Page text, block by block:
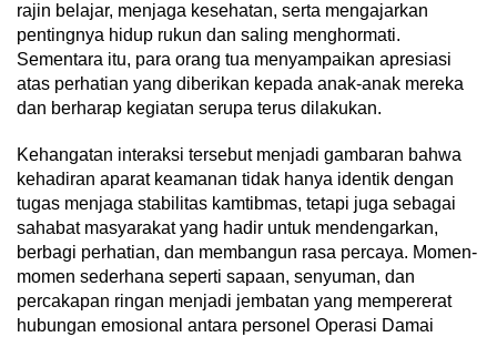
rajin belajar, menjaga kesehatan, serta mengajarkan
pentingnya hidup rukun dan saling menghormati.
Sementara itu, para orang tua menyampaikan apresiasi
atas perhatian yang diberikan kepada anak-anak mereka
dan berharap kegiatan serupa terus dilakukan.
Kehangatan interaksi tersebut menjadi gambaran bahwa
kehadiran aparat keamanan tidak hanya identik dengan
tugas menjaga stabilitas kamtibmas, tetapi juga sebagai
sahabat masyarakat yang hadir untuk mendengarkan,
berbagi perhatian, dan membangun rasa percaya. Momen-
momen sederhana seperti sapaan, senyuman, dan
percakapan ringan menjadi jembatan yang mempererat
hubungan emosional antara personel Operasi Damai